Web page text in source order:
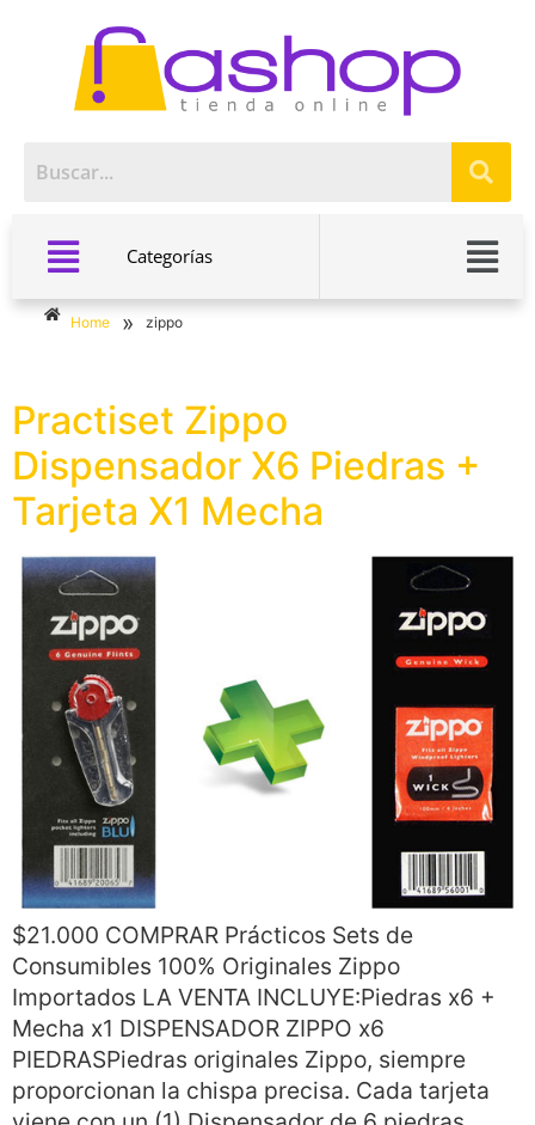
Categorías
Home » zippo
Practiset Zippo
Dispensador X6 Piedras +
Tarjeta X1 Mecha
$21.000 COMPRAR Prácticos Sets de
Consumibles 100% Originales Zippo
Importados LA VENTA INCLUYE:Piedras x6 +
Mecha x1 DISPENSADOR ZIPPO x6
PIEDRASPiedras originales Zippo, siempre
proporcionan la chispa precisa. Cada tarjeta